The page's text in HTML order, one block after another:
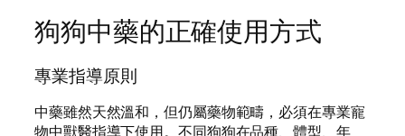
狗狗中藥的正確使用方式
專業指導原則
中藥雖然天然溫和，但仍屬藥物範疇，必須在專業寵
物中獸醫指導下使用。不同狗狗在品種、體型、年